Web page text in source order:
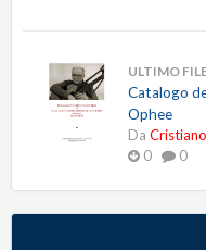
ULTIMO
Catalogo
Ophee
Da
0
0